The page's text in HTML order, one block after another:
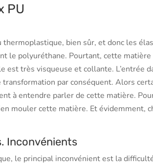
PU
thermoplastique, bien sûr, et donc les
le polyuréthane. Pourtant, cette
est très visqueuse et collante. L’entrée
transformation par conséquent. Alors
à entendre parler de cette matière.
mouler cette matière. Et évidemment,
Inconvénients
le principal inconvénient est la